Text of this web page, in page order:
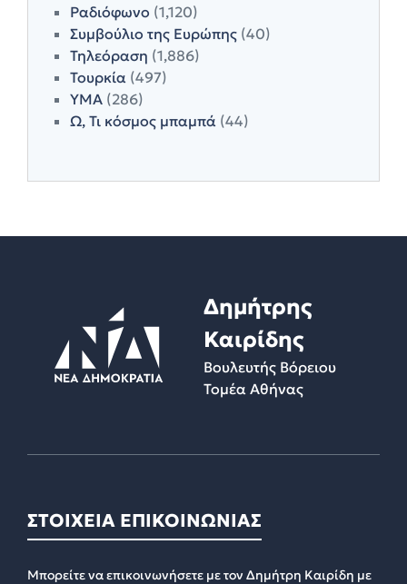
Ραδιόφωνο (1,120)
Συμβούλιο της Ευρώπης (40)
Τηλεόραση (1,886)
Τουρκία (497)
ΥΜΑ (286)
Ω, Τι κόσμος μπαμπά (44)
Δημήτρης
Καιρίδης
Βουλευτής Βόρειου
Τομέα Αθήνας
ΣΤΟΙΧΕΙΑ ΕΠΙΚΟΙΝΩΝΙΑΣ
Μπορείτε να επικοινωνήσετε με τον Δημήτρη Καιρίδη με